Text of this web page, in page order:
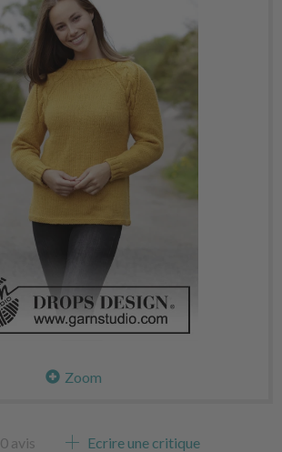
Zoom
0 avis Ecrire une critique